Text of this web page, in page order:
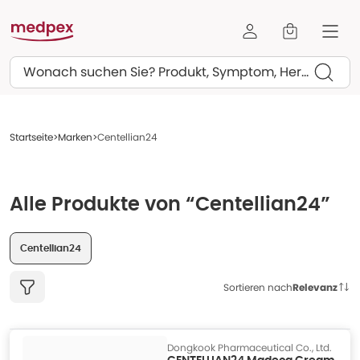
Suchen
Startseite Marken Centellian24
Alle Produkte von “Centellian24”
Centellian24
Sortieren nachRelevanz
Dongkook Pharmaceutical Co., Ltd.